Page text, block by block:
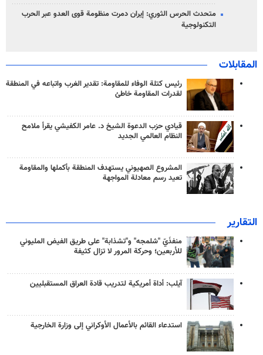
متحدث الحرس الثوري: إيران دمرت منظومة قوى العدو عبر الحرب
التكنولوجية
المقابلات
رئيس كتلة الوفاء للمقاومة: تقدير الغرب واتباعه في المنطقة
لقدرات المقاومة خاطئ
قيادي حزب الدعوة الشيخ د. عامر الكفيشي يقرأ ملامح
النظام العالمي الجديد
المشروع الصهيوني يستهدف المنطقة بأكملها والمقاومة
تعيد رسم معادلة المواجهة
التقارير
منفذَيّ "شلمجه" و"تشذابة" على طريق الفيض المليوني
للأربعين؛ وحركة المرور لا تزال كثيفة
آيلب: أداة أمريكية لتدريب قادة العراق المستقبليين
استدعاء القائم بالأعمال الأوكراني إلى وزارة الخارجية